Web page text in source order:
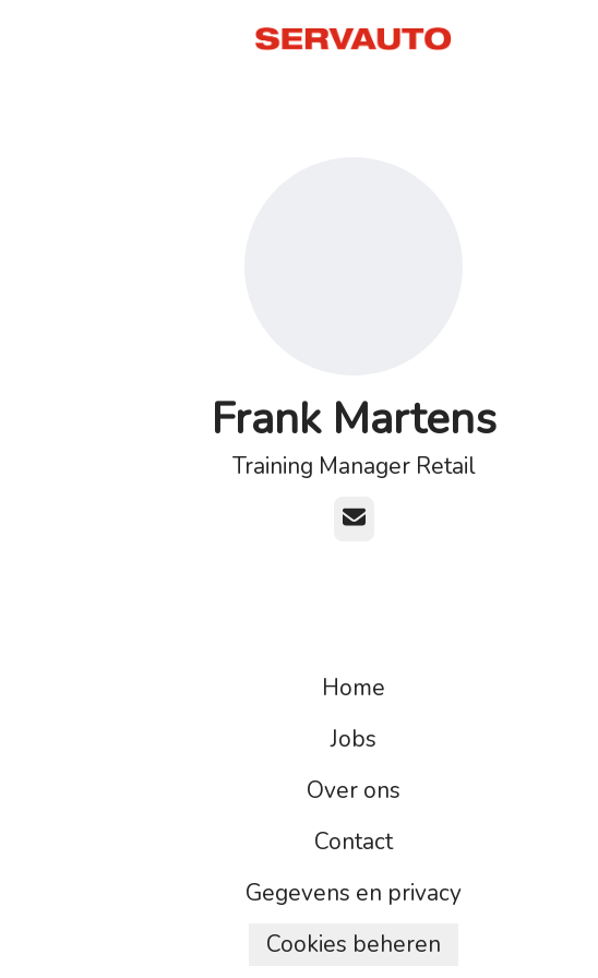
Frank Martens
Training Manager Retail
E-mailadres
Home
Jobs
Over ons
Contact
Gegevens en privacy
Cookies beheren